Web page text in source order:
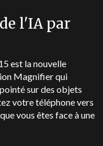
l'IA par
est la nouvelle
Magnifier qui
sur des objets
votre téléphone vers
vous êtes face à une